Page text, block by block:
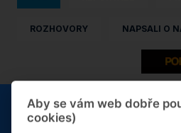
ROZHOVORY NAPSALI O
NAPSALI O NÁS
Aby se vám web dobře
cookies)